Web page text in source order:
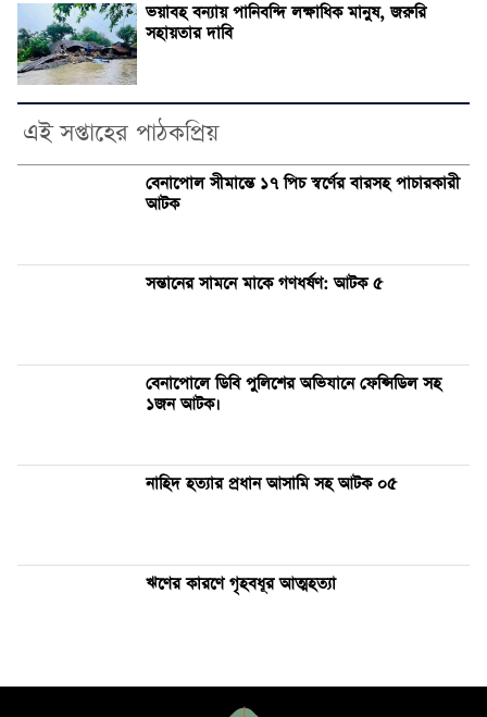
ভয়াবহ বন্যায় পানিবন্দি লক্ষাধিক মানুষ, জরুরি
সহায়তার দাবি
এই সপ্তাহের পাঠকপ্রিয়
বেনাপোল সীমান্তে ১৭ পিচ স্বর্ণের বারসহ পাচারকারী
আটক
সন্তানের সামনে মাকে গণধর্ষণ: আটক ৫
বেনাপোলে ডিবি পুলিশের অভিযানে ফেন্সিডিল সহ
১জন আটক।
নাহিদ হত্যার প্রধান আসামি সহ আটক ০৫
ঋণের কারণে গৃহবধূর আত্মহত্যা